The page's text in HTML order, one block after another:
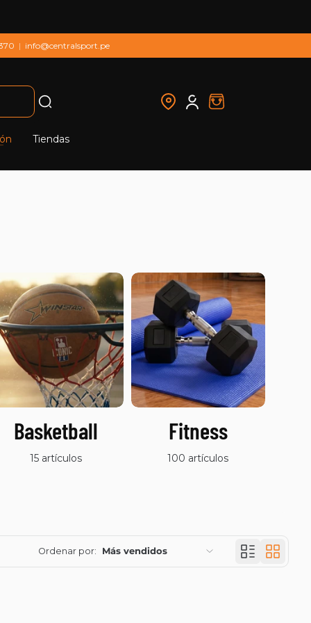
| info@centralsport.pe
Tiendas
Basketball
15 artículos
Fitness
100 artículos
Ordenar por: Más vendidos